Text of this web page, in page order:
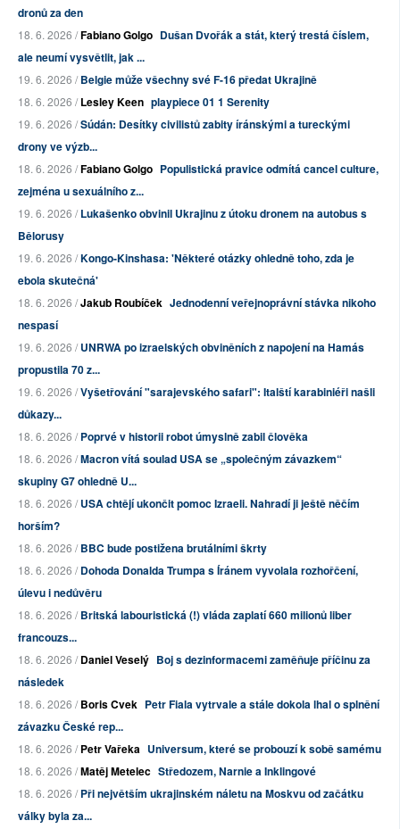
dronů za den
18. 6. 2026 /Fabiano Golgo Dušan Dvořák a stát, který trestá číslem,
ale neumí vysvětlit, jak ...
19. 6. 2026 /Belgie může všechny své F-16 předat Ukrajině
18. 6. 2026 /Lesley Keen playpiece 01 1 Serenity
19. 6. 2026 /Súdán: Desítky civilistů zabity íránskými a tureckými
drony ve výzb...
18. 6. 2026 /Fabiano Golgo Populistická pravice odmítá cancel culture,
zejména u sexuálního z...
19. 6. 2026 /Lukašenko obvinil Ukrajinu z útoku dronem na autobus s
Bělorusy
19. 6. 2026 /Kongo-Kinshasa: 'Některé otázky ohledně toho, zda je
ebola skutečná'
18. 6. 2026 /Jakub Roubíček Jednodenní veřejnoprávní stávka nikoho
nespasí
19. 6. 2026 /UNRWA po izraelských obviněních z napojení na Hamás
propustila 70 z...
19. 6. 2026 /Vyšetřování "sarajevského safari": Italští karabiniéři našli
důkazy...
18. 6. 2026 /Poprvé v historii robot úmyslně zabil člověka
18. 6. 2026 /Macron vítá soulad USA se „společným závazkem“
skupiny G7 ohledně U...
18. 6. 2026 /USA chtějí ukončit pomoc Izraeli. Nahradí ji ještě něčím
horším?
18. 6. 2026 /BBC bude postižena brutálními škrty
18. 6. 2026 /Dohoda Donalda Trumpa s Íránem vyvolala rozhořčení,
úlevu i nedůvěru
18. 6. 2026 /Britská labouristická (!) vláda zaplatí 660 milionů liber
francouzs...
18. 6. 2026 /Daniel Veselý Boj s dezinformacemi zaměňuje příčinu za
následek
18. 6. 2026 /Boris Cvek Petr Fiala vytrvale a stále dokola lhal o splnění
závazku České rep...
18. 6. 2026 /Petr Vařeka Universum, které se probouzí k sobě samému
18. 6. 2026 /Matěj Metelec Středozem, Narnie a Inklingové
18. 6. 2026 /Při největším ukrajinském náletu na Moskvu od začátku
války byla za...